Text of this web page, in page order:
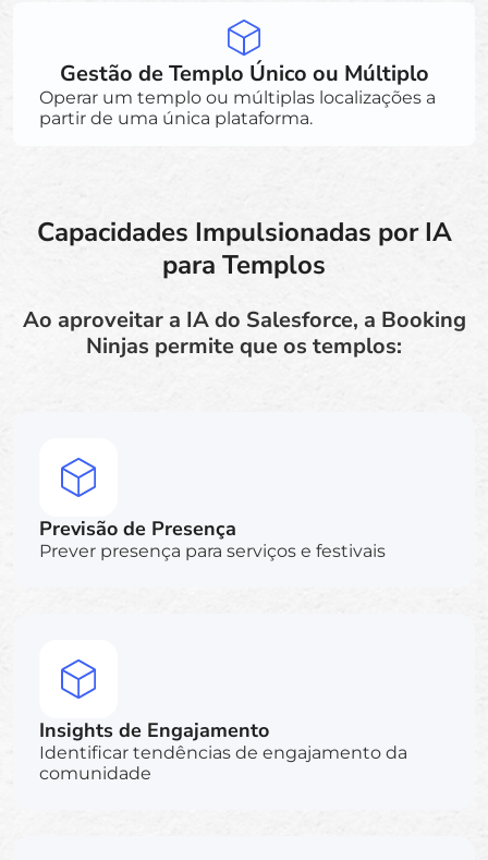
Gestão de Templo Único ou Múltiplo
Operar um templo ou múltiplas localizações a
partir de uma única plataforma.
Capacidades Impulsionadas por IA
para Templos
Ao aproveitar a IA do Salesforce, a Booking
Ninjas permite que os templos:
Previsão de Presença
Prever presença para serviços e festivais
Insights de Engajamento
Identificar tendências de engajamento da
comunidade